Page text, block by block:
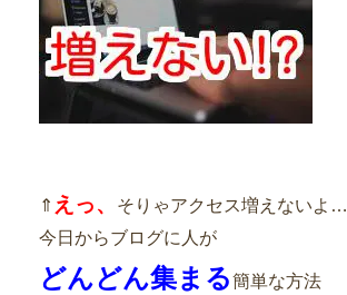
⇑ えっ、
そりゃアクセス増えないよ…
今日からブログに人が
どんどん集まる簡単な方法